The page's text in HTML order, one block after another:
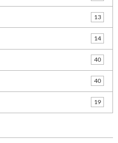
13
14
40
40
19